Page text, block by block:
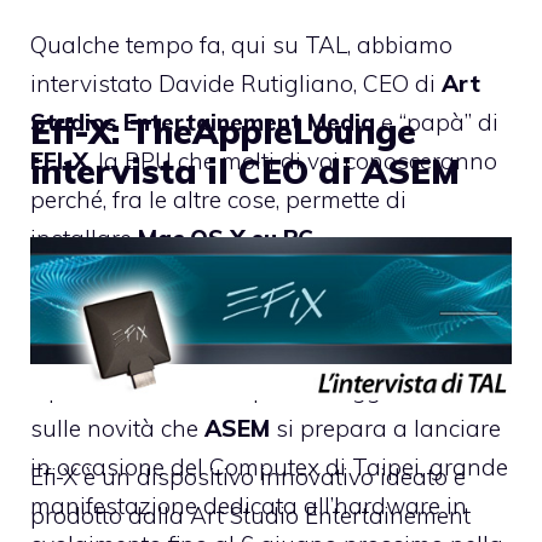
Qualche tempo fa, qui su TAL, abbiamo
intervistato Davide Rutigliano, CEO di Art
Studios Entertainement Mediae “papà” di
EFI-X, la BPU che molti di voi conosceranno
perché, fra le altre cose, permette di
installareMac OS X su PC.
Nei giorni scorsi abbiamo avuto modo di
metterci nuovamente in contatto con Davide
e possiamo fornirvi qualche aggiornamento
sulle novità che ASEM si prepara a lanciare
in occasione delComputex di Taipei, grande
manifestazione dedicata all’hardware in
Efi-X: TheAppleLounge
intervista il CEO di ASEM
Efi-X è un dispositivo innovativo ideato e
prodotto dalla Art Studio Entertainement